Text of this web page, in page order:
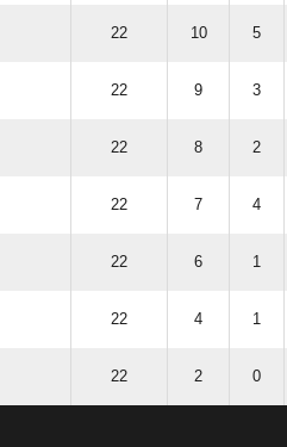
22 10 5
22 9 3
22 8 2
22 7 4
22 6 1
22 4 1
22 2 0